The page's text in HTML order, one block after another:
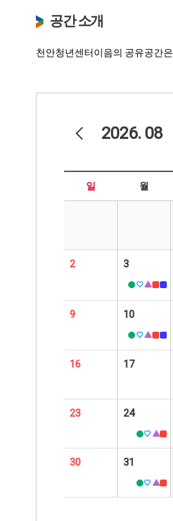
공간 소개
천안청년센터이음의 공유공간은
2026. 08
일 월
2 3
9 10
16 17
23 24
30 31